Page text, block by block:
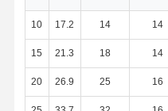
Acessórios para tubos
Encaixes de tubulação
Flanges de aço inoxidável
10 17.2 14 14
15 21.3 18 14
20 26.9 25 16